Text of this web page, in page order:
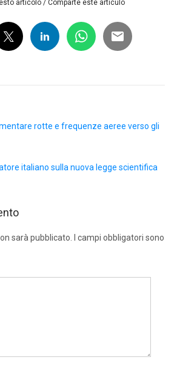
articolo / Comparte este artículo
rotte e frequenze aeree verso gli
italiano sulla nuova legge scientifica
sarà pubblicato.
I campi obbligatori sono